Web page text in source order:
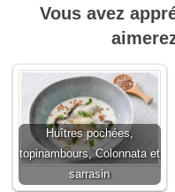
Vous avez
Huîtres pochées,
topinambours, Colonnata et
sarrasin